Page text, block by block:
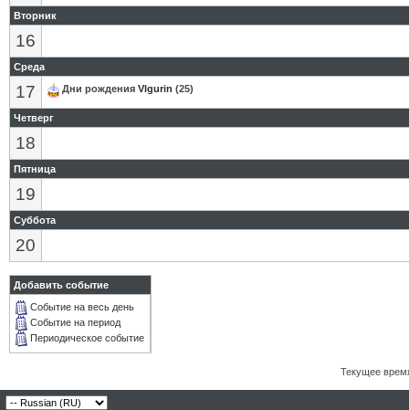
Вторник
16
Среда
17 Дни рождения Vlgurin (25)
Четверг
18
Пятница
19
Суббота
20
Добавить событие
Событие на весь день
Событие на период
Периодическое событие
Текущее